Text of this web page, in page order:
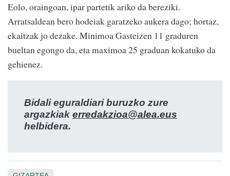
Eolo, oraingoan, ipar partetik ariko da bereziki.
Arratsaldean bero hodeiak garatzeko aukera dago; hortaz,
ekaitzak jo dezake. Minimoa Gasteizen 11 graduren
bueltan egongo da, eta maximoa 25 graduan kokatuko da
gehienez.
Bidali eguraldiari buruzko zure
argazkiak erredakzioa@alea.eus
helbidera.